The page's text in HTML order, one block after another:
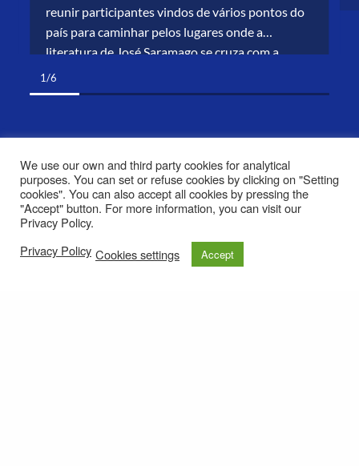
reunir participantes vindos de vários pontos do
país para caminhar pelos lugares onde a
literatura de José Saramago se cruza com a
história do nosso território. Foi um dia intenso,
marcado por palavras, memórias e partilhas. Em
1/6
We use our own and third party cookies for analytical
purposes. You can set or refuse cookies by clicking on "Setting
cookies". You can also accept all cookies by pressing the
"Accept" button. For more information, you can visit our
Privacy Policy.
Privacy Policy Cookies settings Accept